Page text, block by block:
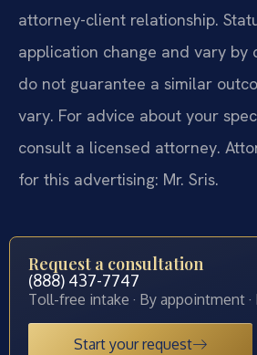
attorney-client relationship.
application change and vary by
do not guarantee a similar
vary. For advice about your
consult a licensed attorney.
for this advertising: Mr. Sris.
Request a consultation
(888) 437-7747
Toll-free intake · By appointment ·
Start your request